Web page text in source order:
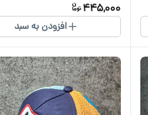
445,000
افزودن به سبد